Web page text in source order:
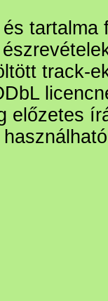
track-
előzetes